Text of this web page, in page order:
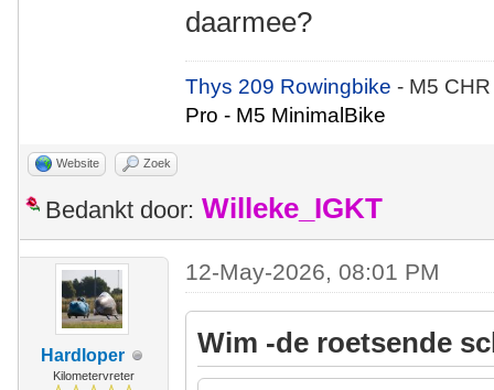
daarmee?
Thys 209 Rowingbike- M5
Pro - M5 MinimalBike
Website Zoek
Bedankt door: Willeke_IGKT
Hardloper
Kilometervreter
12-May-2026, 08:01 PM
Wim -de roetsende